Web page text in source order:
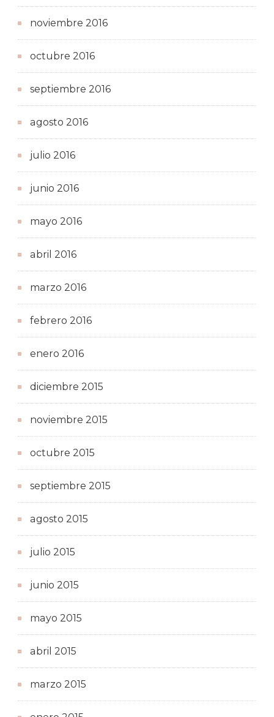
noviembre 2016
octubre 2016
septiembre 2016
agosto 2016
julio 2016
junio 2016
mayo 2016
abril 2016
marzo 2016
febrero 2016
enero 2016
diciembre 2015
noviembre 2015
octubre 2015
septiembre 2015
agosto 2015
julio 2015
junio 2015
mayo 2015
abril 2015
marzo 2015